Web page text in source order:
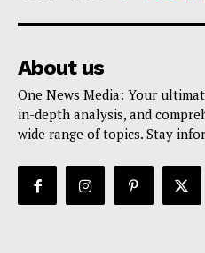
About us
One News Media: Your
in-depth analysis, and
wide range of topics. Stay